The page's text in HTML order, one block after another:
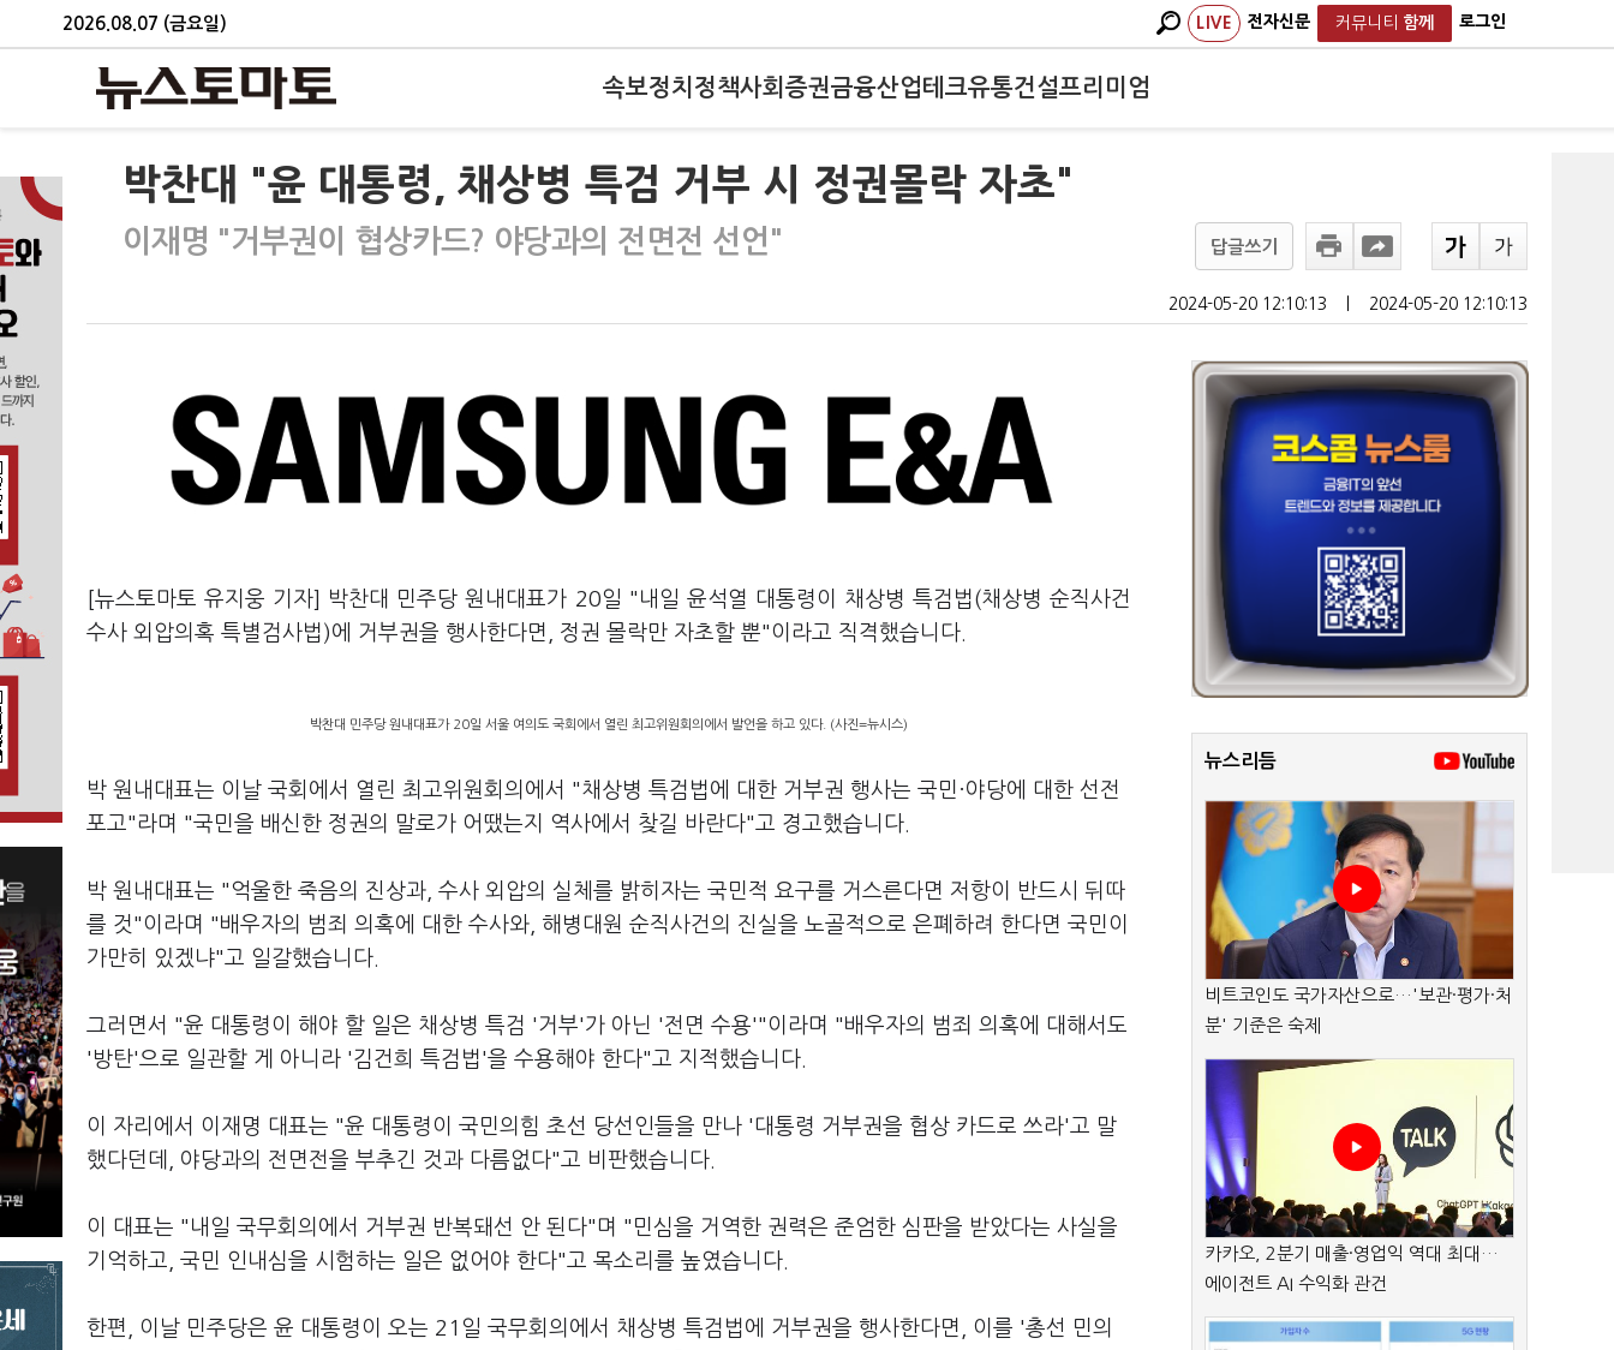
2026.08.07 (금요일) LIVE 전자신문 커뮤니티 함께 로그인
속보정치 정책사회 증권금융산업테크유통건설프리미엄
박찬대 "윤 대통령, 채상병 특검 거부 시 정권몰락 자초"
이재명 "거부권이 협상카드? 야당과의 전면전 선언" 답글쓰기
2024-05-20 12:10:13 2024-05-20 12:10:13
[뉴스토마토 유지웅 기자] 박찬대 민주당 원내대표가 20일 "내일 윤석열 대통령이 채상병 특검법(채상병 순직사건
수사 외압의혹 특별검사법)에 거부권을 행사한다면, 정권 몰락만 자초할 뿐"이라고 직격했습니다.
박찬대 민주당 원내대표가 20일 서울 여의도 국회에서 열린 최고위원회의에서 발언을 하고 있다. (사진=뉴시스)
박 원내대표는 이날 국회에서 열린 최고위원회의에서 "채상병 특검법에 대한 거부권 행사는 국민·야당에 대한 선전
포고"라며 "국민을 배신한 정권의 말로가 어땠는지 역사에서 찾길 바란다"고 경고했습니다.
박 원내대표는 "억울한 죽음의 진상과, 수사 외압의 실체를 밝히자는 국민적 요구를 거스른다면 저항이 반드시 뒤따
를 것"이라며 "배우자의 범죄 의혹에 대한 수사와, 해병대원 순직사건의 진실을 노골적으로 은폐하려 한다면 국민이
가만히 있겠냐"고 일갈했습니다.
그러면서 "윤 대통령이 해야 할 일은 채상병 특검 '거부'가 아닌 '전면 수용'"이라며 "배우자의 범죄 의혹에 대해서도
'방탄'으로 일관할 게 아니라 '김건희 특검법'을 수용해야 한다"고 지적했습니다.
이 자리에서 이재명 대표는 "윤 대통령이 국민의힘 초선 당선인들을 만나 '대통령 거부권을 협상 카드로 쓰라'고 말
했다던데, 야당과의 전면전을 부추긴 것과 다름없다"고 비판했습니다.
이 대표는 "내일 국무회의에서 거부권 반복돼선 안 된다"며 "민심을 거역한 권력은 준엄한 심판을 받았다는 사실을
기억하고, 국민 인내심을 시험하는 일은 없어야 한다"고 목소리를 높였습니다.
한편, 이날 민주당은 윤 대통령이 오는 21일 국무회의에서 채상병 특검법에 거부권을 행사한다면, 이를 '총선 민의
뉴스리듬
비트코인도 국가자산으로…'보관·평가·처
분' 기준은 숙제
카카오, 2분기 매출·영업익 역대 최대…
에이전트 AI 수익화 관건